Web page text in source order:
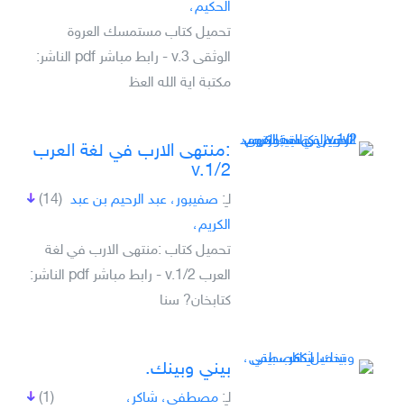
الحكيم،
تحميل كتاب مستمسك العروة
الوثقى v.3 - رابط مباشر pdf الناشر:
مكتبة اية الله العظ
:منتهى الارب في لغة العرب
v.1/2
(14) لـِ: صفيپور، عبد الرحيم بن عبد
الكريم،
تحميل كتاب :منتهى الارب في لغة
العرب v.1/2 - رابط مباشر pdf الناشر:
كتابخان? سنا
بيني وبينك.
(1) لـِ: مصطفى، شاكر،